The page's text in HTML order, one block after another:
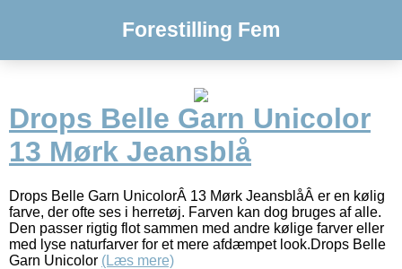
Forestilling Fem
Drops Belle Garn Unicolor
13 Mørk Jeansblå
Drops Belle Garn UnicolorÂ 13 Mørk JeansblåÂ er en kølig
farve, der ofte ses i herretøj. Farven kan dog bruges af alle.
Den passer rigtig flot sammen med andre kølige farver eller
med lyse naturfarver for et mere afdæmpet look.Drops Belle
Garn Unicolor (Læs mere)